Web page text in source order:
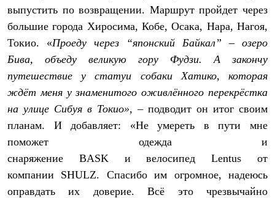
Пуховые
Комбинированные
С синтетическим утеплителем
Аксессуары для спальников
Сумки и баулы
Баулы
Кошельки
Сумки
Гермомешки
Полезные аксессуары
Еда
Коврики
Обувь
Женская обувь
Сапоги
выпустить по возвращении. Маршрут пройдет через
большие города Хиросима, Кобе, Осака, Нара, Нагоя,
Токио. «Проеду через “японский Байкал” – озеро
Бива, объеду великую гору Фудзи. А закончу
путешествие у статуи собаки Хатико, которая
ждёт меня у знаменитого оживлённого перекрёстка
на улице Сибуя в Токио», – подводит он итог своим
планам. И добавляет: «Не умереть в пути мне
поможет одежда и
снаряжение
BASK и велосипед Lentus
от
компании
SHULZ.
Спасибо им огромное, надеюсь
оправдать их доверие. Всё это чрезвычайно